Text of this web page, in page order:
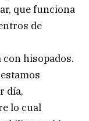
que funciona
de
con hisopados.
día,
lo cual